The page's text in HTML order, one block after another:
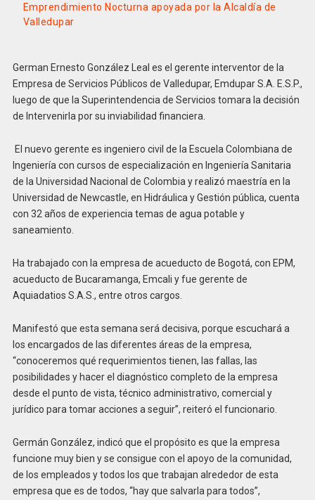
Emprendimiento Nocturna apoyada por la Alcaldía de
Valledupar
German Ernesto González Leal es el gerente interventor de la
Empresa de Servicios Públicos de Valledupar, Emdupar S.A. E.S.P.,
luego de que la Superintendencia de Servicios tomara la decisión
de Intervenirla por su inviabilidad financiera.
El nuevo gerente es ingeniero civil de la Escuela Colombiana de
Ingeniería con cursos de especialización en Ingeniería Sanitaria
de la Universidad Nacional de Colombia y realizó maestría en la
Universidad de Newcastle, en Hidráulica y Gestión pública, cuenta
con 32 años de experiencia temas de agua potable y
saneamiento.
Ha trabajado con la empresa de acueducto de Bogotá, con EPM,
acueducto de Bucaramanga, Emcali y fue gerente de
Aquiadatios S.A.S., entre otros cargos.
Manifestó que esta semana será decisiva, porque escuchará a
los encargados de las diferentes áreas de la empresa,
“conoceremos qué requerimientos tienen, las fallas, las
posibilidades y hacer el diagnóstico completo de la empresa
desde el punto de vista, técnico administrativo, comercial y
jurídico para tomar acciones a seguir”, reiteró el funcionario.
Germán González, indicó que el propósito es que la empresa
funcione muy bien y se consigue con el apoyo de la comunidad,
de los empleados y todos los que trabajan alrededor de esta
empresa que es de todos, “hay que salvarla para todos”,